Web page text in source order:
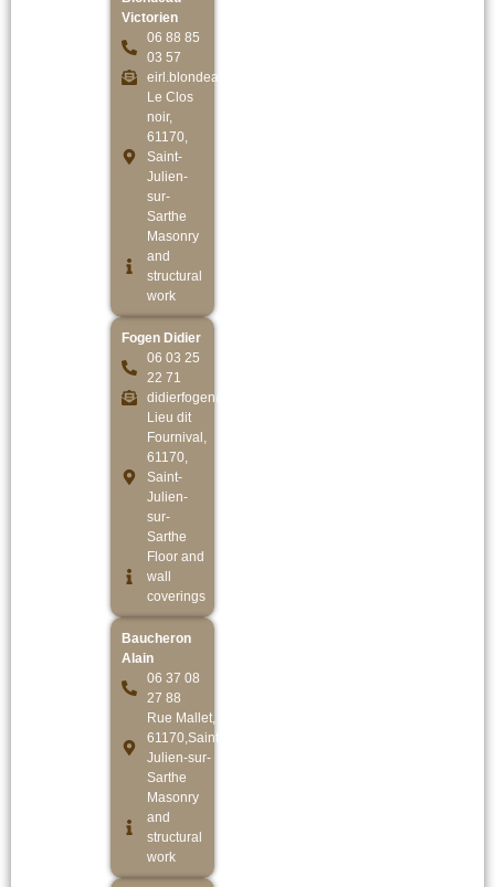
Victorien
06 88 85
03 57
eirl.blondeau@outlook.fr
Le Clos
noir,
61170,
Saint-
Julien-
sur-
Sarthe
Masonry
and
structural
work
Fogen Didier
06 03 25
22 71
didierfogen@yahoo.fr
Lieu dit
Fournival,
61170,
Saint-
Julien-
sur-
Sarthe
Floor and
wall
coverings
Baucheron
Alain
06 37 08
27 88
Rue Mallet,
61170,Saint-
Julien-sur-
Sarthe
Masonry
and
structural
work